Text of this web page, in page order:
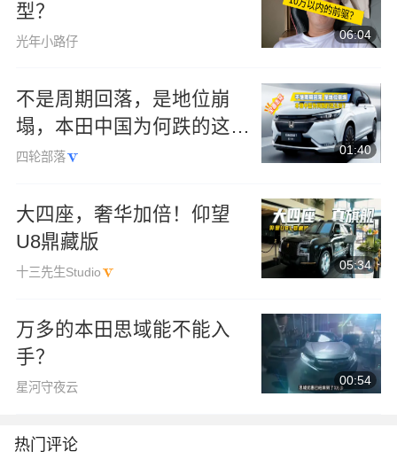
型？
光年小路仔
06:04
不是周期回落，是地位崩
塌，本田中国为何跌的这么
快？
四轮部落
01:40
大四座，奢华加倍！仰望
U8鼎藏版
十三先生Studio
05:34
万多的本田思域能不能入
手？
星河守夜云
00:54
热门评论